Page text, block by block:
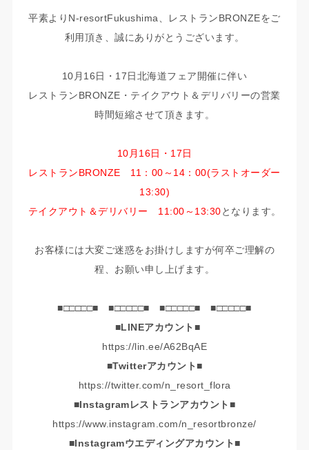
平素よりN-resortFukushima、レストランBRONZEをご
利用頂き、誠にありがとうございます。
10月16日・17日北海道フェア開催に伴い
レストランBRONZE・テイクアウト＆デリバリーの営業
時間短縮させて頂きます。
10月16日・17日
レストランBRONZE 11：00～14：00(ラストオーダー
13:30)
テイクアウト＆デリバリー 11:00～13:30となります。
お客様には大変ご迷惑をお掛けしますが何卒ご理解の
程、お願い申し上げます。
■□□□□□■ ■□□□□□■ ■□□□□□■ ■□□□□□■
■LINEアカウント■
https://lin.ee/A62BqAE
■Twitterアカウント■
https://twitter.com/n_resort_flora
■Instagramレストランアカウント■
https://www.instagram.com/n_resortbronze/
■Instagramウエディングアカウント■